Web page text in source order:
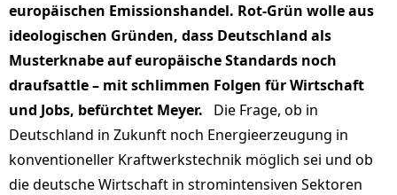
europäischen Emissionshandel. Rot-Grün wolle aus
ideologischen Gründen, dass Deutschland als
Musterknabe auf europäische Standards noch
draufsattle – mit schlimmen Folgen für Wirtschaft
und Jobs, befürchtet Meyer. Die Frage, ob in
Deutschland in Zukunft noch Energieerzeugung in
konventioneller Kraftwerkstechnik möglich sei und ob
die deutsche Wirtschaft in stromintensiven Sektoren